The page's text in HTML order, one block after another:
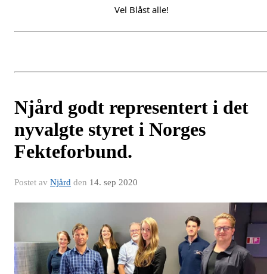
Vel Blåst alle!
Njård godt representert i det
nyvalgte styret i Norges
Fekteforbund.
Postet av Njård den 14. sep 2020